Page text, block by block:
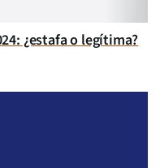
¿estafa o legítima?